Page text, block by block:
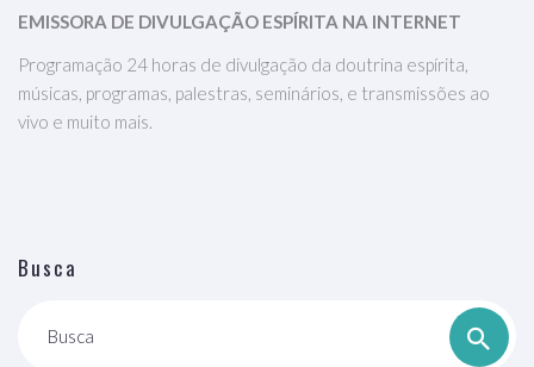
EMISSORA DE DIVULGAÇÃO ESPÍRITA NA INTERNET
Programação 24 horas de divulgação da doutrina espírita,
músicas, programas, palestras, seminários, e transmissões ao
vivo e muito mais.
Busca
Busca